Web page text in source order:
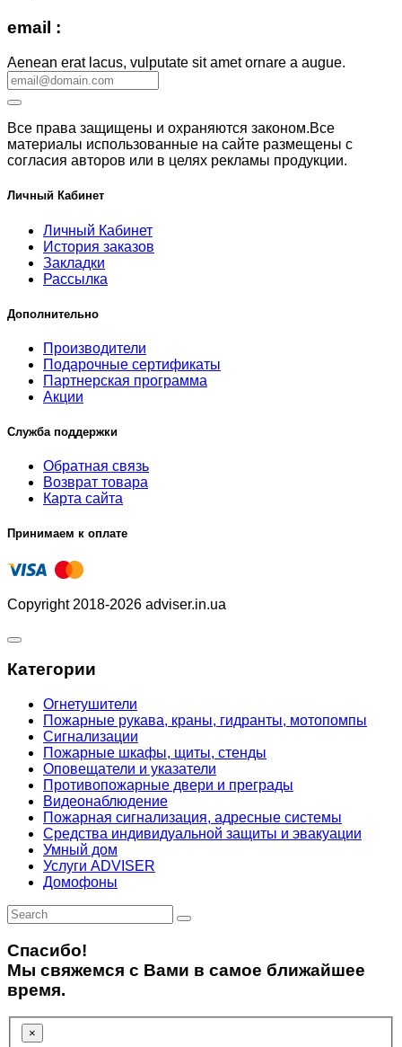
email :
Aenean erat lacus, vulputate sit amet ornare a augue.
Все права защищены и охраняются законом.Все
материалы использованные на сайте размещены с
согласия авторов или в целях рекламы продукции.
Личный Кабинет
Личный Кабинет
История заказов
Закладки
Рассылка
Дополнительно
Производители
Подарочные сертификаты
Партнерская программа
Акции
Служба поддержки
Обратная связь
Возврат товара
Карта сайта
Принимаем к оплате
Copyright 2018-2026 adviser.in.ua
Категории
Огнетушители
Пожарные рукава, краны, гидранты, мотопомпы
Сигнализации
Пожарные шкафы, щиты, стенды
Оповещатели и указатели
Противопожарные двери и преграды
Видеонаблюдение
Пожарная сигнализация, адресные системы
Средства индивидуальной защиты и эвакуации
Умный дом
Услуги ADVISER
Домофоны
Спасибо!
Мы свяжемся с Вами в самое ближайшее
время.
×